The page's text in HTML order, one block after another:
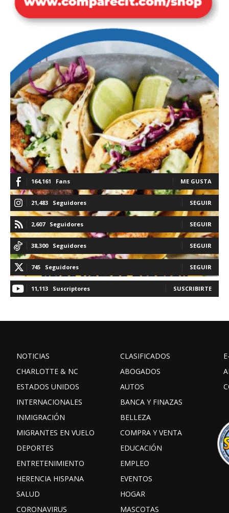
164,161 Fans ME GUSTA
21,483 Seguidores SEGUIR
2,607 Seguidores SEGUIR
38,300 Seguidores SEGUIR
745 Seguidores SEGUIR
11,113 Suscriptores SUSCRIBIRTE
NOTICIAS
CHARLOTTE & NC
ESTADOS UNIDOS
INTERNACIONALES
INMIGRACIÓN
MIGRANTES EN VUELO
DEPORTES
ENTRETENIMIENTO
HERENCIA HISPANA
SALUD
CORONAVIRUS
CLASIFICADOS
ABOGADOS
AUTOS
BANCA Y FINAZAS
BELLEZA
COMPRA Y VENTA
EDUCACIÓN
EMPLEO
EVENTOS
HOGAR
MASCOTAS